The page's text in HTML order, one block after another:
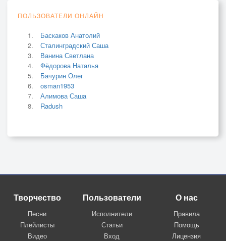
ПОЛЬЗОВАТЕЛИ ОНЛАЙН
Баскаков Анатолий
Сталинградский Саша
Ванина Светлана
Фёдорова Наталья
Бачурин Олег
osman1953
Алимова Саша
Radush
Творчество
Песни
Плейлисты
Видео
Пользователи
Исполнители
Статьи
Вход
О нас
Правила
Помощь
Лицензия